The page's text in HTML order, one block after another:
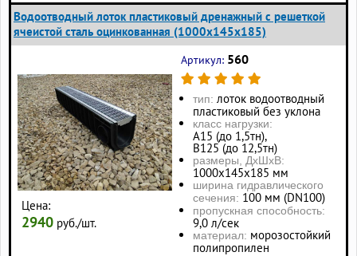
Водоотводный лоток пластиковый дренажный с решеткой
ячеистой сталь оцинкованная (1000x145x185)
Цена:
2940 руб./шт.
Артикул: 560
тип: лоток водоотводный
пластиковый без уклона
класс нагрузки:
А15 (до 1,5тн),
В125 (до 12,5тн)
размеры, ДхШхВ:
1000х145х185 мм
ширина гидравлического
сечения: 100 мм (DN100)
пропускная способность:
9,0 л/сек
материал: морозостойкий
полипропилен